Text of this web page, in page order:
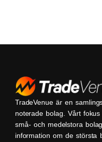
TradeVenue är en
noterade bolag. Vårt
små- och medelstora
information om de största